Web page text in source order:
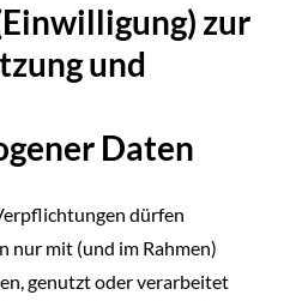
zur
und
Daten
dürfen
nur mit (und im Rahmen)
genutzt oder verarbeitet